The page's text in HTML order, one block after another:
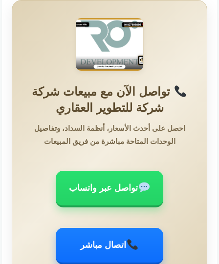
تواصل الآن مع مبيعات شركة
شركة للتطوير العقاري
احصل على أحدث الأسعار، أنظمة السداد، وتفاصيل
الوحدات المتاحة مباشرة من فريق المبيعات
تواصل عبر واتساب
اتصال مباشر